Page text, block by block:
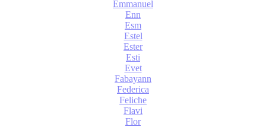
Emmanuel
Enn
Esm
Estel
Ester
Esti
Evet
Fabayann
Federica
Feliche
Flavi
Flor